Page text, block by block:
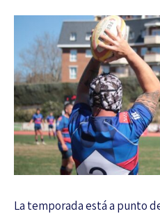
La temporada está a punto